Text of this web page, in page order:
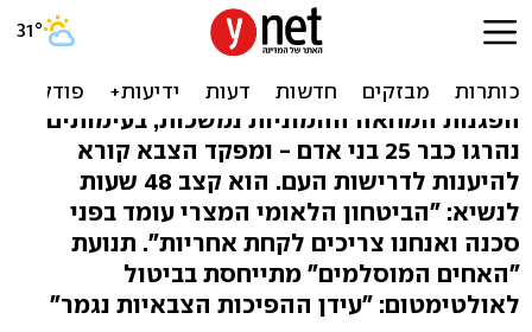
צבא מצרים: למורסי יש 48
שעות לפתור המשבר
הפגנות המחאה ההמוניות נמשכות, בעימותים
נהרגו כבר 25 בני אדם - ומפקד הצבא קורא
להיענות לדרישות העם. הוא קצב 48 שעות
לנשיא: "הביטחון הלאומי המצרי עומד בפני
סכנה ואנחנו צריכים לקחת אחריות". תנועת
"האחים המוסלמים" מתייחסת בביטול
לאולטימטום: "עידן ההפיכות הצבאיות נגמר"